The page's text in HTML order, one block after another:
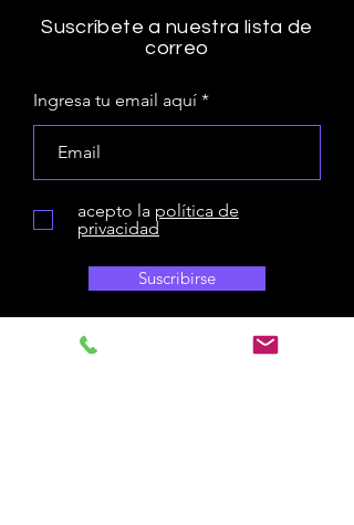
Suscríbete a nuestra lista de
correo
Ingresa tu email aquí
acepto la política de
privacidad
Suscribirse